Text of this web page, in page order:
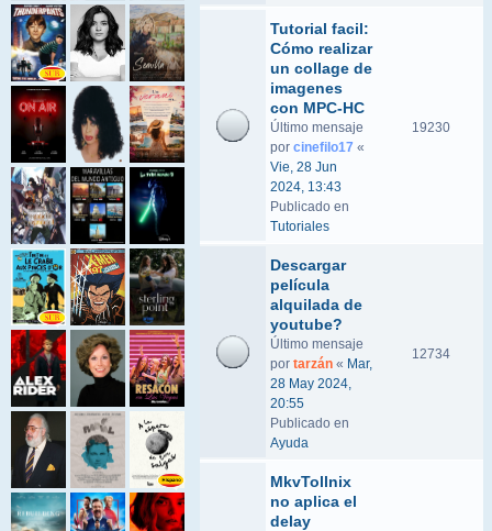
Tutorial facil:
Cómo realizar
un collage de
imagenes
con MPC-HC
Último mensaje
por cinefilo17 «
Vie, 28 Jun
2024, 13:43
Publicado en
Tutoriales
19230
Descargar
película
alquilada de
youtube?
Último mensaje
por tarzán « Mar,
28 May 2024,
20:55
Publicado en
Ayuda
12734
MkvTollnix
no aplica el
delay